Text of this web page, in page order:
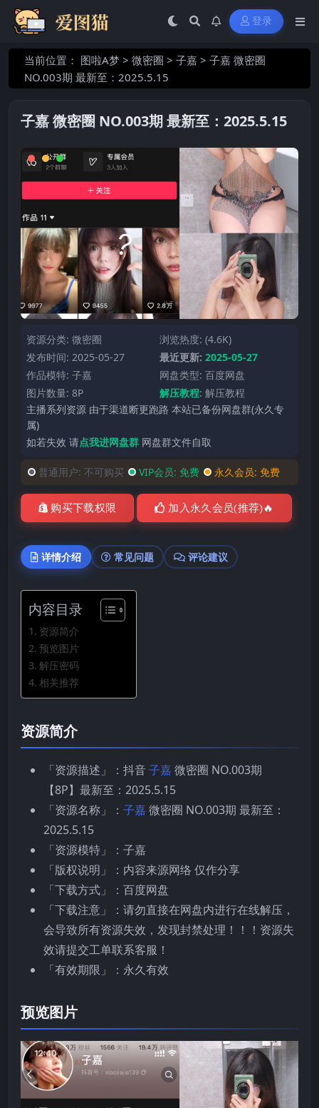
登录
当前位置： 图啦A梦 > 微密圈 > 子嘉 > 子嘉 微密圈
NO.003期 最新至：2025.5.15
子嘉 微密圈 NO.003期 最新至：2025.5.15
资源分类: 微密圈
浏览热度: (4.6K)
发布时间: 2025-05-27
最近更新: 2025-05-27
作品模特: 子嘉
网盘类型: 百度网盘
图片数量: 8P
解压教程: 解压教程
主播系列资源 由于渠道断更跑路 本站已备份网盘群(永久专
属)
如若失效 请点我进网盘群 网盘群文件自取
普通用户: 不可购买 VIP会员: 免费 永久会员: 免费
购买下载权限 加入永久会员(推荐)🔥
详情介绍 常见问题 评论建议
内容目录
资源简介
预览图片
解压密码
相关推荐
资源简介
「资源描述」：抖音子嘉微密圈 NO.003期
【8P】最新至：2025.5.15
「资源名称」： 子嘉微密圈 NO.003期 最新至：
2025.5.15
「资源模特」：子嘉
「版权说明」：内容来源网络 仅作分享
「下载方式」：百度网盘
「下载注意」：请勿直接在网盘内进行在线解压，
会导致所有资源失效，发现封禁处理！！！资源失
效请提交工单联系客服！
「有效期限」：永久有效
预览图片